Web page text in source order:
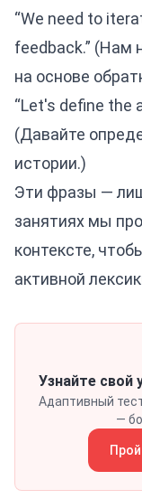
“We need to
feedback.” (Нам
на основе
“Let's define the
(Давайте
истории.)
Эти фразы —
занятиях мы
контексте,
активной
Узнайте свой
Адаптивный
—